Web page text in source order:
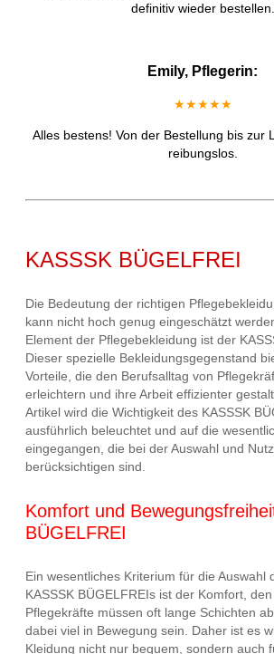
definitiv wieder bestellen.
Emily, Pflegerin:
★★★★★
Alles bestens! Von der Bestellung bis zur
reibungslos.
KASSSK BÜGELFREI
Die Bedeutung der richtigen
kann nicht hoch genug eingeschätzt
Element der Pflegebekleidung ist der
Dieser spezielle Bekleidungsgegenstand
Vorteile, die den Berufsalltag von
erleichtern und ihre Arbeit effizienter
Artikel wird die Wichtigkeit des KASSSK
ausführlich beleuchtet und auf die
eingegangen, die bei der Auswahl und
berücksichtigen sind.
Komfort und
BÜGELFREI
Ein wesentliches Kriterium für die Auswahl
KASSSK BÜGELFREIs ist der Komfort,
Pflegekräfte müssen oft lange Schichten
dabei viel in Bewegung sein. Daher ist es
Kleidung nicht nur bequem, sondern auch